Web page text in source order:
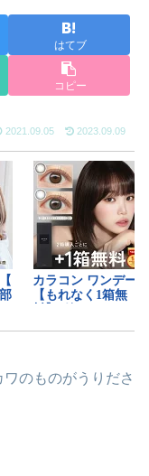
はてブ
コピー
2021.09.05 2023.09.09
のものがうりださ